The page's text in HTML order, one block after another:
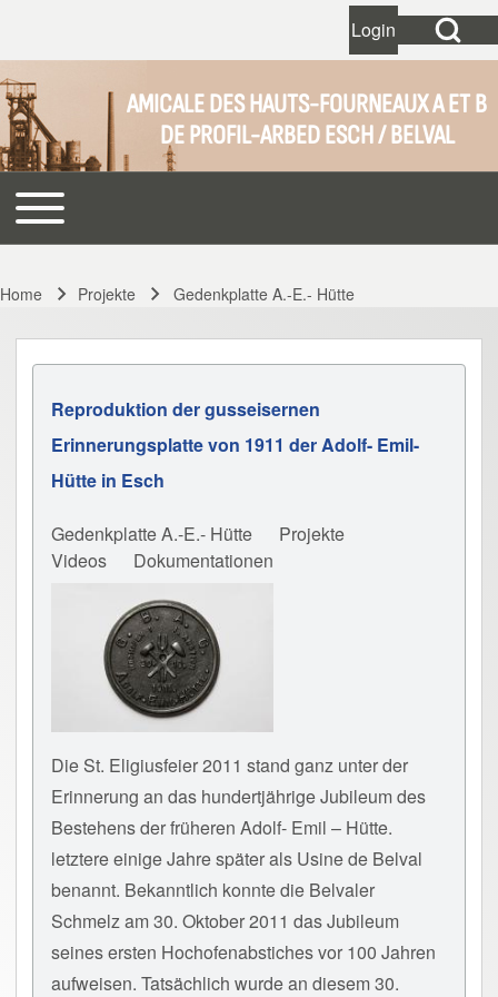
Close search
Search
Open Search
User account
LoginOpen login
AMICALE DES HAUTS-FOURNEAUX A ET B
DE PROFIL-ARBED ESCH / BELVAL
Main navigation
Toggle main menu
Home Projekte Gedenkplatte A.-E.- Hütte
Reproduktion der gusseisernen
Erinnerungsplatte von 1911 der Adolf- Emil-
Hütte in Esch
Gedenkplatte A.-E.- Hütte
Projekte
Videos
Dokumentationen
Die St. Eligiusfeier 2011 stand ganz unter der
Erinnerung an das hundertjährige Jubileum des
Bestehens der früheren Adolf- Emil – Hütte.
letztere einige Jahre später als Usine de Belval
benannt. Bekanntlich konnte die Belvaler
Schmelz am 30. Oktober 2011 das Jubileum
seines ersten Hochofenabstiches vor 100 Jahren
aufweisen. Tatsächlich wurde an diesem 30.